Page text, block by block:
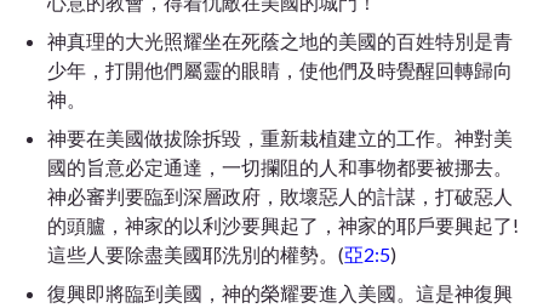
神真理的大光照耀坐在死蔭之地的美國的百姓特別是青
少年，打開他們屬靈的眼睛，使他們及時覺醒回轉歸向
神。
神要在美國做拔除拆毀，重新栽植建立的工作。神對美
國的旨意必定通達，一切攔阻的人和事物都要被挪去。
神必審判要臨到深層政府，敗壞惡人的計謀，打破惡人
的頭臚，神家的以利沙要興起了，神家的耶戶要興起了!
這些人要除盡美國耶洗別的權勢。(亞2:5)
復興即將臨到美國，神的榮耀要進入美國。這是神復興